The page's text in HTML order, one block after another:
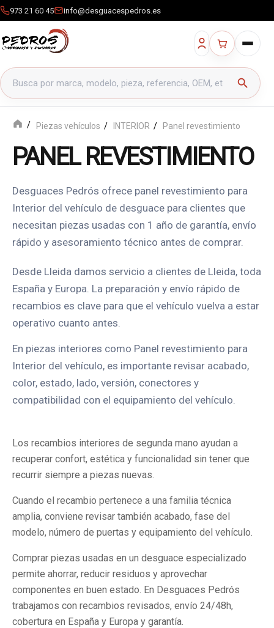
973 21 60 45 info@desguacespedros.es
Buscar productos
search
Piezas vehículos INTERIOR Panel revestimiento
PANEL REVESTIMIENTO
Desguaces Pedrós ofrece panel revestimiento para
Interior del vehículo de desguace para clientes que
necesitan piezas usadas con 1 año de garantía, envío
rápido y asesoramiento técnico antes de comprar.
Desde Lleida damos servicio a clientes de Lleida, toda
España y Europa. La preparación y envío rápido de
recambios es clave para que el vehículo vuelva a estar
operativo cuanto antes.
En piezas interiores como Panel revestimiento para
Interior del vehículo, es importante revisar acabado,
color, estado, lado, versión, conectores y
compatibilidad con el equipamiento del vehículo.
Los recambios interiores de segunda mano ayudan a
recuperar confort, estética y funcionalidad sin tener que
recurrir siempre a piezas nuevas.
Cuando el recambio pertenece a una familia técnica
amplia, conviene revisar también acabado, fase del
modelo, número de puertas y equipamiento del vehículo.
Comprar piezas usadas en un desguace especializado
permite ahorrar, reducir residuos y aprovechar
componentes en buen estado. En Desguaces Pedrós
trabajamos con recambios revisados, envío 24/48h,
cobertura en España y Europa y garantía.